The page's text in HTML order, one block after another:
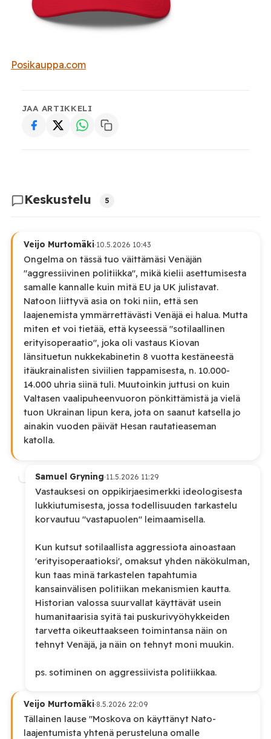
Posikauppa.com
JAA ARTIKKELI
Keskustelu 5
Veijo Murtomäki·10.5.2026 10:43
Ongelma on tässä tuo väittämäsi Venäjän
"aggressiivinen politiikka", mikä kielii asettumisesta
samalle kannalle kuin mitä EU ja UK julistavat.
Natoon liittyvä asia on toki niin, että sen
laajenemista ymmärrettävästi Venäjä ei halua. Mutta
miten et voi tietää, että kyseessä "sotilaallinen
erityisoperaatio", joka oli vastaus Kiovan
länsituetun nukkekabinetin 8 vuotta kestäneestä
itäukrainalisten siviilien tappamisesta, n. 10.000-
14.000 uhria siinä tuli. Muutoinkin juttusi on kuin
Valtasen vaalipuheenvuoron pönkittämistä ja vielä
tuon Ukrainan lipun kera, jota on saanut katsella jo
ainakin vuoden päivät Hesan rautatieaseman
katolla.
Samuel Gryning·11.5.2026 11:29
Vastauksesi on oppikirjaesimerkki ideologisesta
lukkiutumisesta, jossa todellisuuden tarkastelu
korvautuu "vastapuolen" leimaamisella.
Kun kutsut sotilaallista aggressiota ainoastaan
'erityisoperaatioksi', omaksut yhden näkökulman,
kun taas minä tarkastelen tapahtumia
kansainvälisen politiikan mekanismien kautta.
Historian valossa suurvallat käyttävät usein
humanitaarisia syitä tai puskurivyöhykkeiden
tarvetta oikeuttaakseen toimintansa näin on
tehnyt Venäjä, ja näin on tehnyt moni muukin.
ps. sotiminen on aggressiivista politiikkaa.
Veijo Murtomäki·8.5.2026 22:09
Tällainen lause "Moskova on käyttänyt Nato-
laajentumista yhtenä perusteluna omalle